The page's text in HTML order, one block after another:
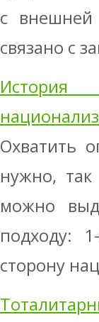
с внешней
связано с
История
Охватить
нужно,
можно
подходу:
сторону